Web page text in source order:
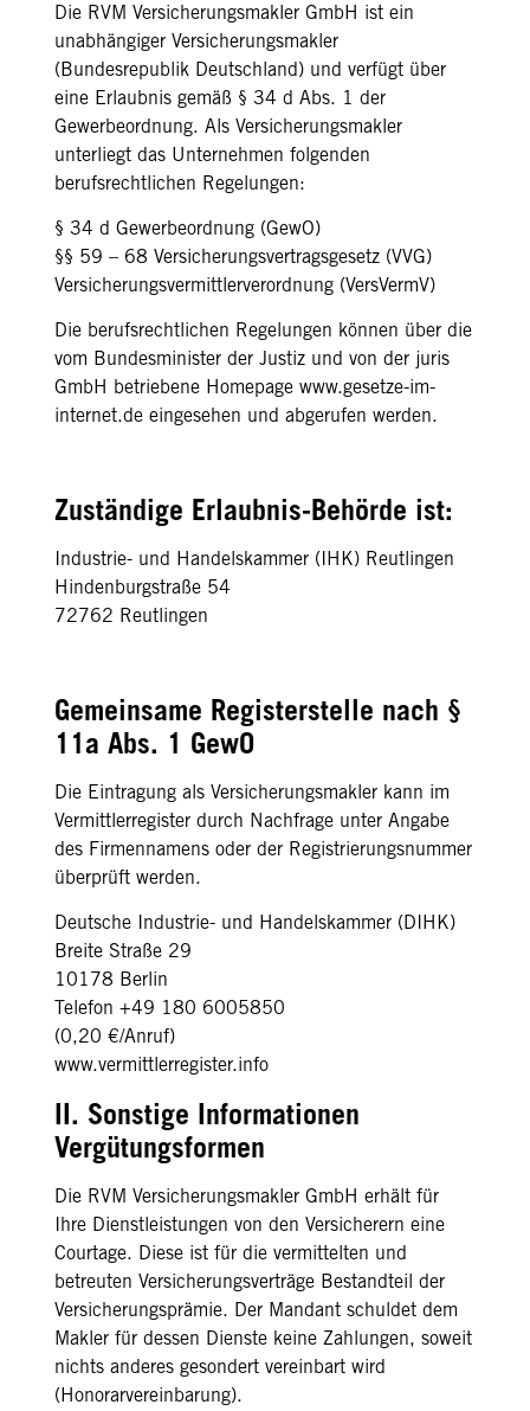
Die RVM Versicherungsmakler GmbH ist ein
unabhängiger Versicherungsmakler
(Bundesrepublik Deutschland) und verfügt über
eine Erlaubnis gemäß § 34 d Abs. 1 der
Gewerbeordnung. Als Versicherungsmakler
unterliegt das Unternehmen folgenden
berufsrechtlichen Regelungen:
§ 34 d Gewerbeordnung (GewO)
§§ 59 – 68 Versicherungsvertragsgesetz (VVG)
Versicherungsvermittlerverordnung (VersVermV)
Die berufsrechtlichen Regelungen können über die
vom Bundesminister der Justiz und von der juris
GmbH betriebene Homepage www.gesetze-im-
internet.deeingesehen und abgerufen werden.
Zuständige Erlaubnis-Behörde ist:
Industrie- und Handelskammer (IHK) Reutlingen
Hindenburgstraße 54
72762 Reutlingen
Gemeinsame Registerstelle nach §
11a Abs. 1 GewO
Die Eintragung als Versicherungsmakler kann im
Vermittlerregister durch Nachfrage unter Angabe
des Firmennamens oder der Registrierungsnummer
überprüft werden.
Deutsche Industrie- und Handelskammer (DIHK)
Breite Straße 29
10178 Berlin
Telefon +49 180 6005850
(0,20 €/Anruf)
www.vermittlerregister.info
II. Sonstige Informationen
Vergütungsformen
Die RVM Versicherungsmakler GmbH erhält für
Ihre Dienstleistungen von den Versicherern eine
Courtage. Diese ist für die vermittelten und
betreuten Versicherungsverträge Bestandteil der
Versicherungsprämie. Der Mandant schuldet dem
Makler für dessen Dienste keine Zahlungen, soweit
nichts anderes gesondert vereinbart wird
(Honorarvereinbarung).